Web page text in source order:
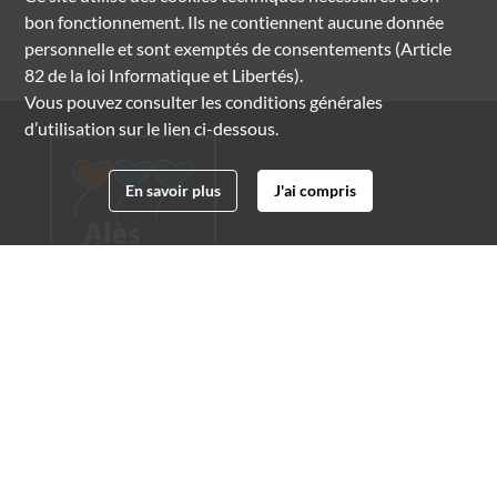
bon fonctionnement. Ils ne contiennent aucune donnée
personnelle et sont exemptés de consentements (Article
82 de la loi Informatique et Libertés).
Vous pouvez consulter les conditions générales
d’utilisation sur le lien ci-dessous.
En savoir plus J'ai compris